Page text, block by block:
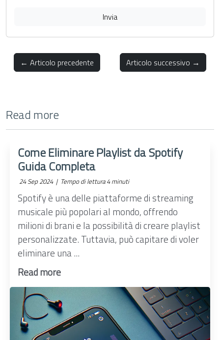
Invia
← Articolo precedente Articolo successivo →
Read more
Come Eliminare Playlist da Spotify
Guida Completa
24 Sep 2024 | Tempo di lettura 4 minuti
Spotify è una delle piattaforme di streaming
musicale più popolari al mondo, offrendo
milioni di brani e la possibilità di creare playlist
personalizzate. Tuttavia, può capitare di voler
eliminare una ...
Read more